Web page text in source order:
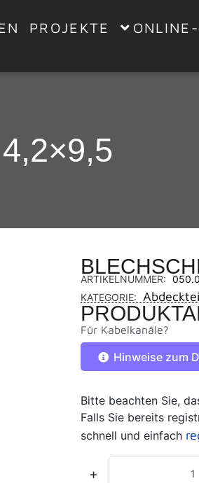
PROJEKTE ONLINE-
ARTIKELNUMMER:
KATEGORIE:
Für Kabelkanäle?
Hinweise zum
Bitte beachten Sie,
Falls Sie bereits
schnell und einfach
+